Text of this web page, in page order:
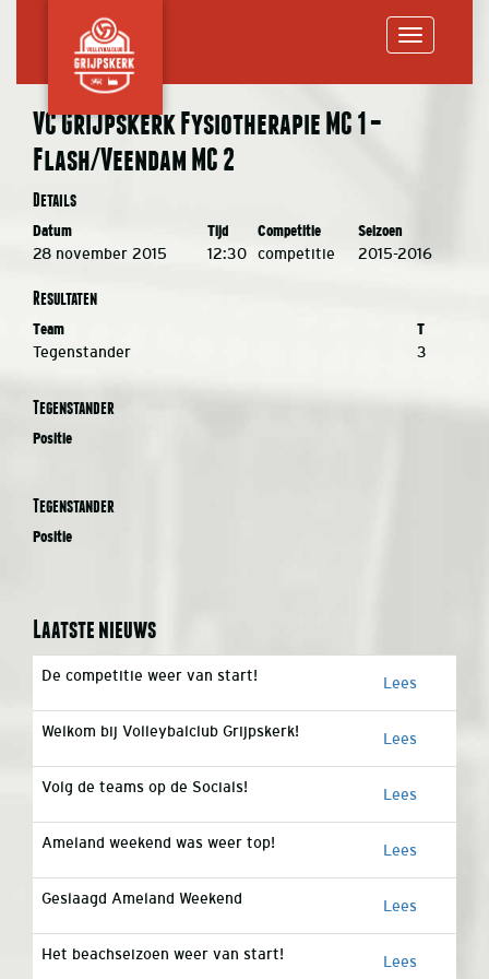
VC Grijpskerk Fysiotherapie MC 1 –
Flash/Veendam MC 2
Details
Datum Tijd Competitie Seizoen
28 november 2015 12:30 competitie 2015-2016
Resultaten
Team T
Tegenstander 3
Tegenstander
Positie
Tegenstander
Positie
Laatste nieuws
De competitie weer van start! Lees
Welkom bij Volleybalclub Grijpskerk! Lees
Volg de teams op de Socials! Lees
Ameland weekend was weer top! Lees
Geslaagd Ameland Weekend Lees
Het beachseizoen weer van start! Lees